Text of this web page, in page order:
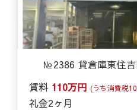
№2386 貸倉庫東住
賃料 110万円 (うち消費税
礼金2ヶ月